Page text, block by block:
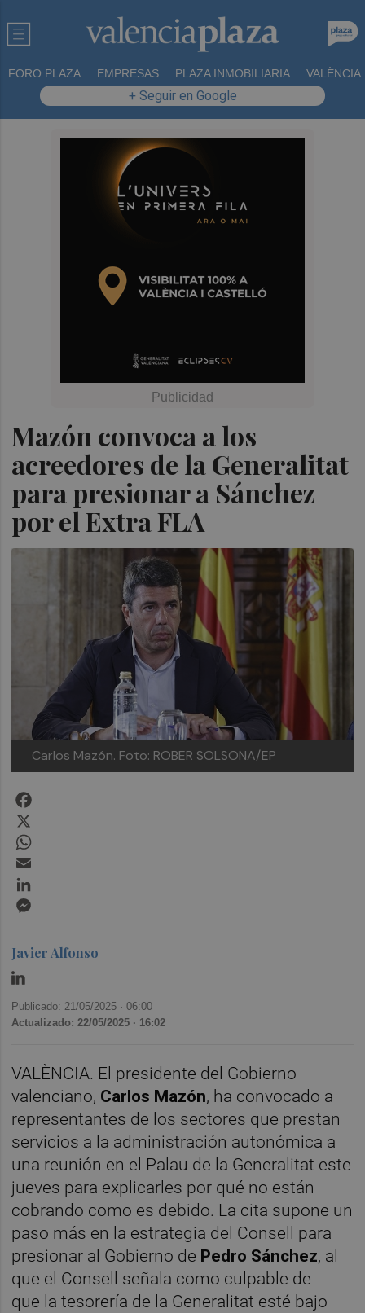
FORO PLAZA EMPRESAS PLAZA INMOBILIARIA VALÈNCIA
+ Seguir en Google
Mazón convoca a los
acreedores de la Generalitat
para presionar a Sánchez
por el Extra FLA
Carlos Mazón. Foto: ROBER SOLSONA/EP
Javier Alfonso
Publicado: 21/05/2025 ·06:00
Actualizado: 22/05/2025 · 16:02
VALÈNCIA. El presidente del Gobierno
valenciano, Carlos Mazón, ha convocado a
representantes de los sectores que prestan
servicios a la administración autonómica a
una reunión en el Palau de la Generalitat este
jueves para explicarles por qué no están
cobrando como es debido. La cita supone un
paso más en la estrategia del Consell para
presionar al Gobierno de Pedro Sánchez, al
que el Consell señala como culpable de
que la tesorería de la Generalitat esté bajo